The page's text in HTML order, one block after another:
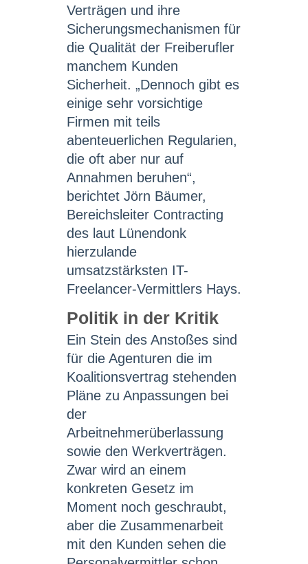
Verträgen und ihre
Sicherungsmechanismen für
die Qualität der Freiberufler
manchem Kunden
Sicherheit. „Dennoch gibt es
einige sehr vorsichtige
Firmen mit teils
abenteuerlichen Regularien,
die oft aber nur auf
Annahmen beruhen“,
berichtet Jörn Bäumer,
Bereichsleiter Contracting
des laut Lünendonk
hierzulande
umsatzstärksten IT-
Freelancer-Vermittlers Hays.
Politik in der Kritik
Ein Stein des Anstoßes sind
für die Agenturen die im
Koalitionsvertrag stehenden
Pläne zu Anpassungen bei
der
Arbeitnehmerüberlassung
sowie den Werkverträgen.
Zwar wird an einem
konkreten Gesetz im
Moment noch geschraubt,
aber die Zusammenarbeit
mit den Kunden sehen die